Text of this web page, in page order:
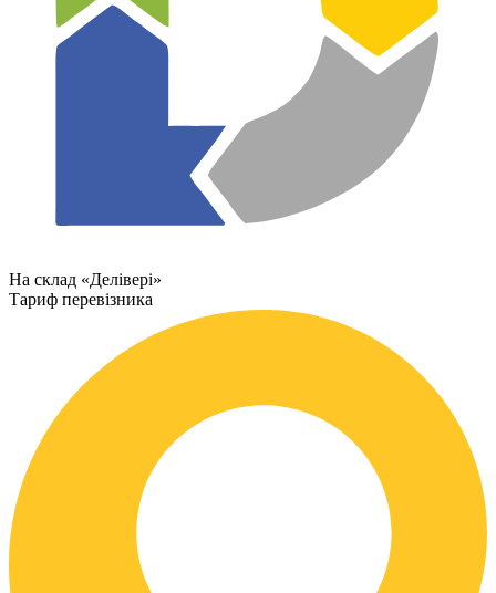
На склад «Делівері»
Тариф перевізника